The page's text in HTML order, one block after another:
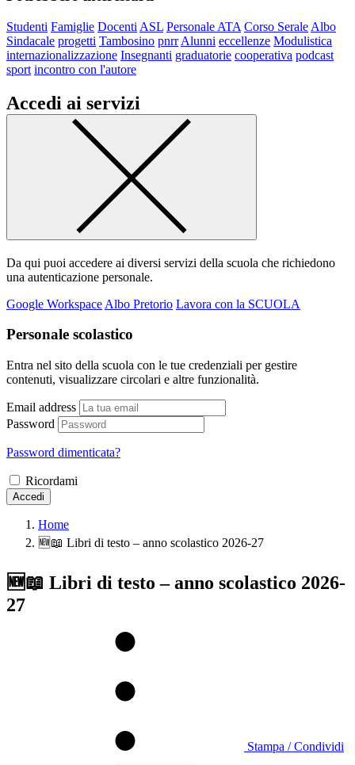
Studenti Famiglie Docenti ASL Personale ATA Corso Serale Albo
Sindacale progetti Tambosino pnrr Alunni eccellenze Modulistica
internazionalizzazione Insegnanti graduatorie cooperativa podcast
sport incontro con l'autore
Accedi ai servizi
Da qui puoi accedere ai diversi servizi della scuola che richiedono
una autenticazione personale.
Google Workspace Albo Pretorio Lavora con la SCUOLA
Personale scolastico
Entra nel sito della scuola con le tue credenziali per gestire
contenuti, visualizzare circolari e altre funzionalità.
Email address
Password
Password dimenticata?
Ricordami
Accedi
Home
🆕📖 Libri di testo – anno scolastico 2026-27
🆕📖 Libri di testo – anno scolastico 2026-
27
Stampa / Condividi